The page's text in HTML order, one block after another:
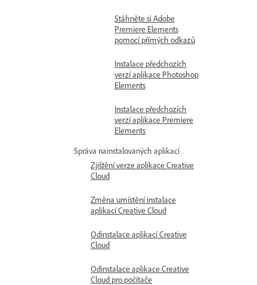
Stáhněte si Adobe
Premiere Elements
pomocí přímých odkazů
Instalace předchozích
verzí aplikace Photoshop
Elements
Instalace předchozích
verzí aplikace Premiere
Elements
Správa nainstalovaných aplikací
Zjištění verze aplikace Creative
Cloud
Změna umístění instalace
aplikací Creative Cloud
Odinstalace aplikací Creative
Cloud
Odinstalace aplikace Creative
Cloud pro počítače